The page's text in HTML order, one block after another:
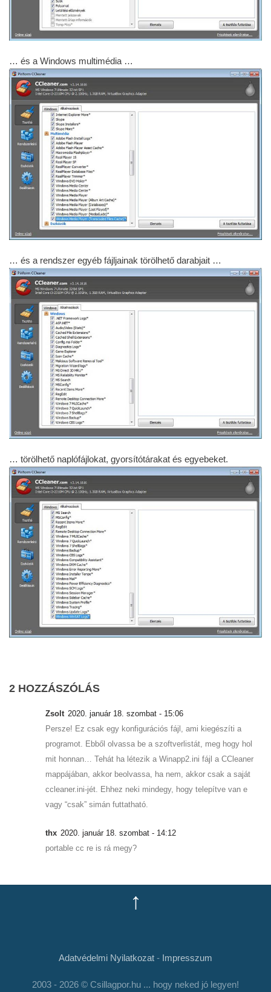
… és a Windows multimédia …
… és a rendszer egyéb fájljainak törölhető darabjait …
… törölhető naplófájlokat, gyorsítótárakat és egyebeket.
2 HOZZÁSZÓLÁS
Zsolt 2020. január 18. szombat - 15:06
Persze! Ez csak egy konfigurációs fájl, ami kiegészíti a
programot. Ebből olvassa be a szoftverlistát, meg hogy hol
mit honnan… Tehát ha létezik a Winapp2.ini fájl a CCleaner
mappájában, akkor beolvassa, ha nem, akkor csak a saját
ccleaner.ini-jét. Ehhez neki mindegy, hogy telepítve van e
vagy “csak” simán futtatható.
thx 2020. január 18. szombat - 14:12
portable cc re is rá megy?
↑
Adatvédelmi Nyilatkozat - Impresszum
2003 - 2026 © Csillagpor.hu ... hogy neked jó legyen!